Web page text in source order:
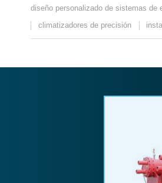
diseño personalizado de sistemas de
climatizadores de precisión